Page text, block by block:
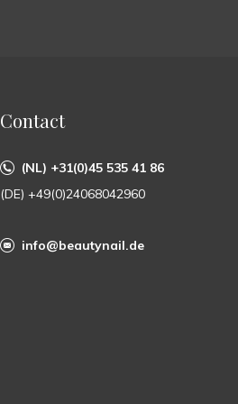
Contact
(NL) +31(0)45 535 41 86
(DE) +49(0)24068042960
info@beautynail.de